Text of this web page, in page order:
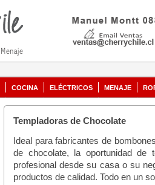
COCINA ELÉCTRICOS MENAJE
Templadoras de Chocolate
Ideal para fabricantes de
de chocolate, la oportunidad de
profesional desde su casa o su
productos de calidad. Todo en un